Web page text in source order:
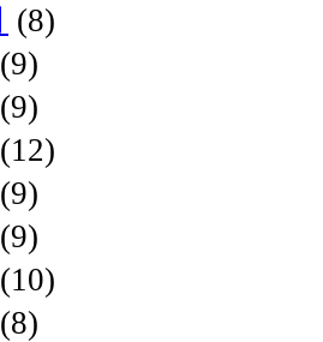
(8)
(9)
(9)
(12)
(9)
(9)
(10)
(8)